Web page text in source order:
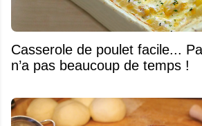
Casserole de poulet facile...
n’a pas beaucoup de temps !